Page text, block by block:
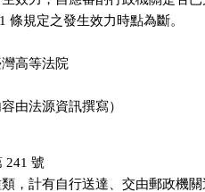
條規定之發生效力時點為斷。
高等法院
由法源資訊撰寫）
241 號
，計有自行送達、交由郵政機